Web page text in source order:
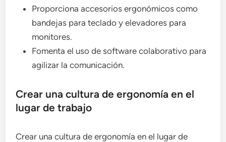
Proporciona accesorios ergonómicos como
bandejas para teclado y elevadores para
monitores.
Fomenta el uso de software colaborativo para
agilizar la comunicación.
Crear una cultura de ergonomía en el
lugar de trabajo
Crear una cultura de ergonomía en el lugar de